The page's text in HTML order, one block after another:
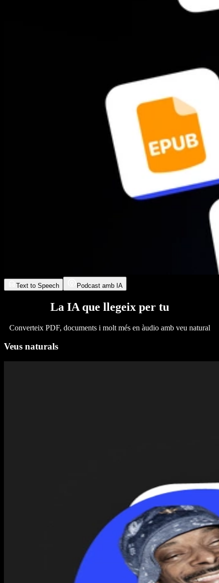
Text to Speech Podcast amb IA
La IA que llegeix per tu
Converteix PDF, documents i molt més en àudio amb veu natural
Veus naturals